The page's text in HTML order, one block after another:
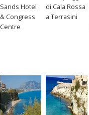
Sands Hotel
& Congress
Centre
di Cala Rossa
a Terrasini